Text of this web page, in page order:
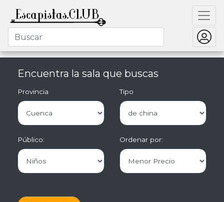
Encuentra la sala que buscas
Provincia Tipo
Público: Ordenar por: